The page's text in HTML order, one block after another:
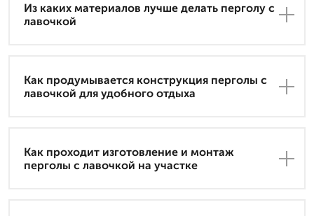
Из каких материалов лучше делать перголу с
лавочкой
Как продумывается конструкция перголы с
лавочкой для удобного отдыха
Как проходит изготовление и монтаж
перголы с лавочкой на участке